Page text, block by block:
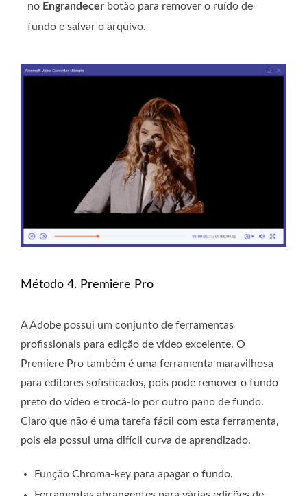
no Engrandecer botão para remover o ruído de
fundo e salvar o arquivo.
Método 4. Premiere Pro
A Adobe possui um conjunto de ferramentas
profissionais para edição de vídeo excelente. O
Premiere Pro também é uma ferramenta maravilhosa
para editores sofisticados, pois pode remover o fundo
preto do vídeo e trocá-lo por outro pano de fundo.
Claro que não é uma tarefa fácil com esta ferramenta,
pois ela possui uma difícil curva de aprendizado.
Função Chroma-key para apagar o fundo.